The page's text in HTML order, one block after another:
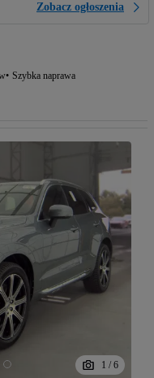
Zobacz ogłoszenia
Szybka naprawa
1 / 6